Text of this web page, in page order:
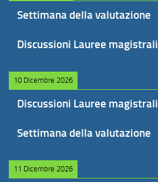
Settimana della valutazione
Discussioni Lauree magistrali
10 Dicembre 2026
Discussioni Lauree magistrali
Settimana della valutazione
11 Dicembre 2026